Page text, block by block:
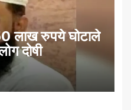
लाख रुपये घोटाले
दोषी